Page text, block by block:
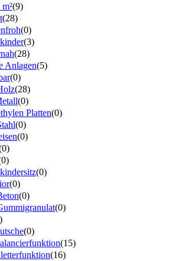
(9)
(28)
(0)
(3)
(28)
Anlagen(5)
(0)
(28)
(0)
Platten(0)
(0)
(0)
0)
0)
(0)
(0)
(0)
(0)
)
(0)
(15)
(16)